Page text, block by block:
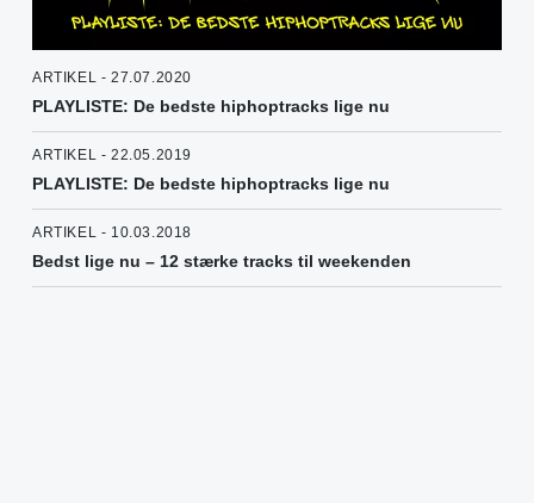
ARTIKEL - 27.07.2020
PLAYLISTE: De bedste hiphoptracks lige nu
ARTIKEL - 22.05.2019
PLAYLISTE: De bedste hiphoptracks lige nu
ARTIKEL - 10.03.2018
Bedst lige nu – 12 stærke tracks til weekenden